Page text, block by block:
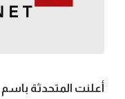
أعلنت المتحدثة